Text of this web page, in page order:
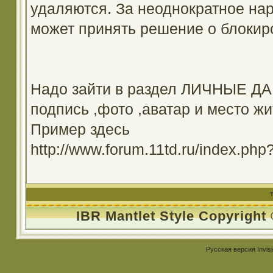
удаляются. За неоднократное
может принять решение о
Надо зайти в раздел ЛИЧНЫЕ
подпись ,фото ,аватар и место
Пример здесь
http://www.forum.11td.ru/
IBR Mantlet Style Copyright
Русская версия